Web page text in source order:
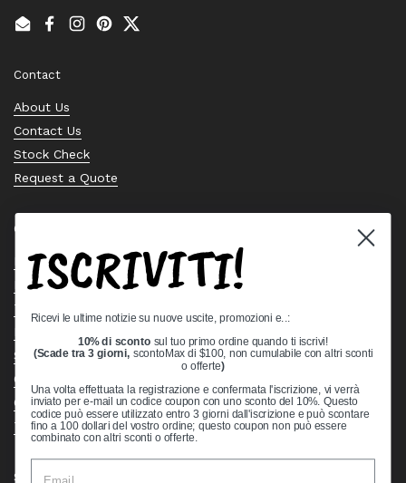
EmailFacebook
Instagram
PinterestTwitter
Contact
About Us
Contact Us
Stock Check
Request a Quote
Quick links
Bearing Knowledge Center
Privacy Policy
Terms & Conditions
Shipping Policy
Open Cookie Banner
Comprehensive Guide to Ball Bearings
Track your Order
Supported payment methods
ISCRIVITI!
Ricevi le ultime notizie su nuove uscite, promozioni e..:
10% di sconto sul tuo primo ordine quando ti iscrivi!
(Scade tra 3 giorni, scontoMax di $100, non cumulabile con altri sconti
o offerte)
Una volta effettuata la registrazione e confermata l'iscrizione, vi verrà
inviato per e-mail un codice coupon con uno sconto del 10%. Questo
codice può essere utilizzato entro 3 giorni dall'iscrizione e può scontare
fino a 100 dollari del vostro ordine; questo coupon non può essere
combinato con altri sconti o offerte.